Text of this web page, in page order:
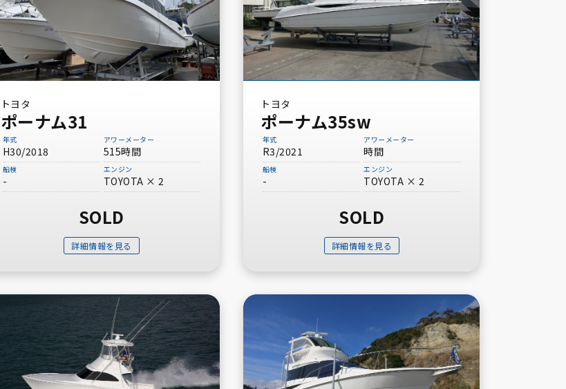
トヨタ
ポーナム31
年式
H30/2018
アワーメーター
515時間
船検
-
エンジン
TOYOTA × 2
SOLD
詳細情報を見る
トヨタ
ポーナム35sw
年式
R3/2021
アワーメーター
時間
船検
-
エンジン
TOYOTA × 2
SOLD
詳細情報を見る